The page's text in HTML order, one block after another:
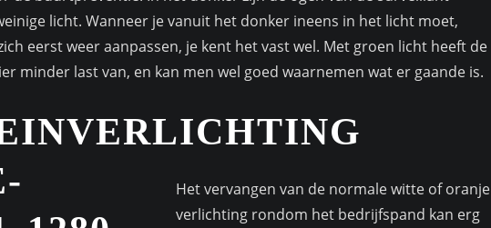
licht. Wanneer je vanuit het donker ineens in het licht moet,
eerst weer aanpassen, je kent het vast wel. Met groen licht heeft de
minder last van, en kan men wel goed waarnemen wat er gaande is.
Het vervangen van de normale witte of oranje
verlichting rondom het bedrijfspand kan erg